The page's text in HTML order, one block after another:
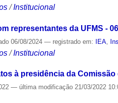
/Institucional
representantes da UFMS -
06/08/2024— registrado em: IEA
/Institucional
à presidência da
— última modificação 21/03/2022